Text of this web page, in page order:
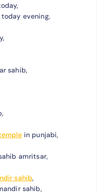
evening,
sahib,
in punjabi,
amritsar,
sahib,
sahib,